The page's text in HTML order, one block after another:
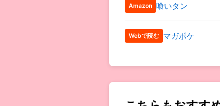
Amazon 喰いタン
Webで読む マガポケ